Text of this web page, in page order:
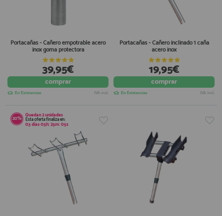
Portacañas - Cañero empotrable acero
inox goma protectora
39,95€
comprar
En Existencias IVA incl.
Portacañas - Cañero inclinado 1 caña
acero inox
19,95€
comprar
En Existencias IVA incl.
20% Quedan2unidades
Esta oferta finaliza en:
03días05h:25m:04s